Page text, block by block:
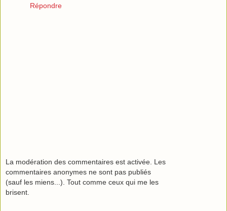
Répondre
La modération des commentaires est activée. Les
commentaires anonymes ne sont pas publiés
(sauf les miens...). Tout comme ceux qui me les
brisent.